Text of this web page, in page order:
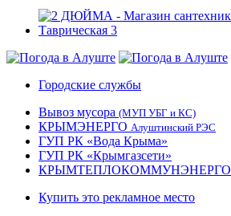
Городские службы
Вывоз мусора (МУП УБГ и КС)
КРЫМЭНЕРГО Алуштинский РЭС
ГУП РК «Вода Крыма»
ГУП РК «Крымгазсети»
КРЫМТЕПЛОКОММУНЭНЕРГО
Купить это рекламное место